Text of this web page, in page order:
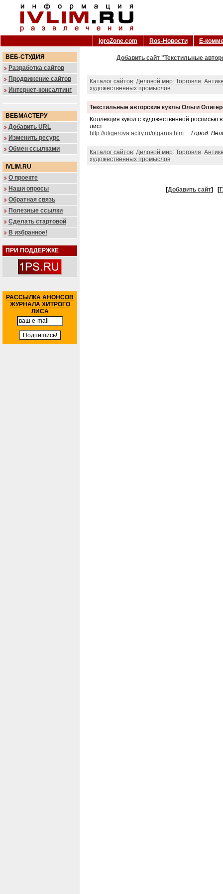
IgroZone.com Ros-Новости Е-
ВЕБ-СТУДИЯ
Разработка сайтов
Продвижение сайтов
Интернет-консалтинг
ВЕБМАСТЕРУ
Добавить URL
Изменить ресурс
Обмен ссылками
IVLIM.RU
О проекте
Наши опросы
Обратная связь
Полезные ссылки
Сделать стартовой
В избранное!
ПРИ ПОДДЕРЖКЕ
РАССЫЛКА АНОНСОВ
ЖУРНАЛА ХИТРОГО
ЛИСА
Добавить сайт "Текстильные
Каталог сайтов: Деловой мир: Торговля:
художественных промыслов
Текстильные авторские куклы Ольги
Коллекция кукол с художественной
лист.
http://oligerova.actry.ru/olgarus.htm
Город:
Каталог сайтов: Деловой мир: Торговля:
художественных промыслов
[Добавить сайт] [